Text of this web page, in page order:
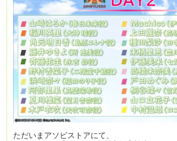
ただいまアソビストアにて、